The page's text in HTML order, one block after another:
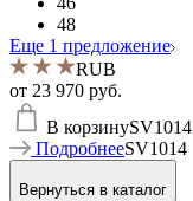
48
Еще 1 предложение
RUB
от 23 970 руб.
В корзину
ПодробнееSV1014
Вернуться в каталог